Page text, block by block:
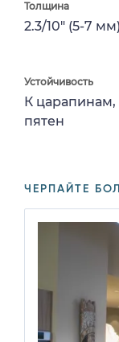
Толщина
2.3/10" (5-7 мм)
Устойчивость
К
пятен
ЧЕРПАЙТЕ